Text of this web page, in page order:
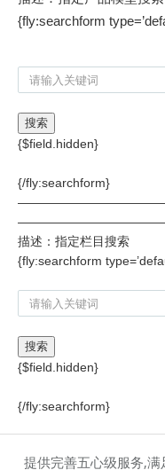
{fly:searchform
{$field.hidden}
{/fly:searchform}
描述：指定栏目搜索
{fly:searchform
{$field.hidden}
{/fly:searchform}
提供完善五心级服务,